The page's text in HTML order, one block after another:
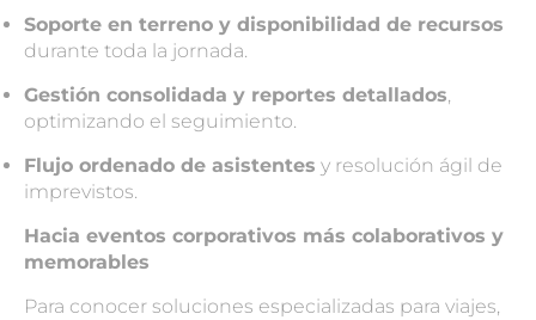
Soporte en terreno y disponibilidad de recursos
durante toda la jornada.
Gestión consolidada y reportes detallados,
optimizando el seguimiento.
Flujo ordenado de asistentes y resolución ágil de
imprevistos.
Hacia eventos corporativos más colaborativos y
memorables
Para conocer soluciones especializadas para viajes,